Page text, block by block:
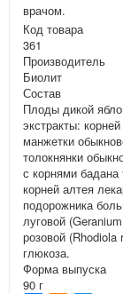
врачом.
Код товара
361
Производитель
Биолит
Состав
Плоды дикой
экстракты:
манжетки
толокнянки
с корнями бадана
корней алтея
подорожника
луговой
розовой
глюкоза.
Форма выпуска
90 г